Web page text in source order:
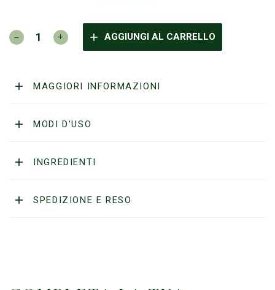
CAPTAIN
FAWCETT
da
ciotola
quantità
AGGIUNGI AL CARRELLO
MAGGIORI INFORMAZIONI
MODI D'USO
INGREDIENTI
SPEDIZIONE E RESO